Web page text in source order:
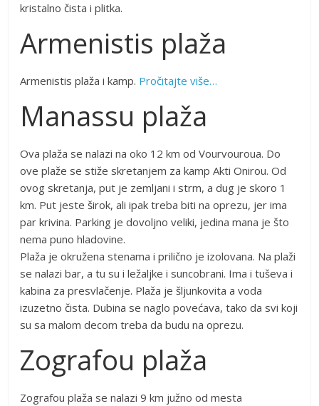
kristalno čista i plitka.
Armenistis plaža
Armenistis plaža i kamp. Pročitajte više…
Manassu plaža
Ova plaža se nalazi na oko 12 km od Vourvouroua. Do
ove plaže se stiže skretanjem za kamp Akti Onirou. Od
ovog skretanja, put je zemljani i strm, a dug je skoro 1
km. Put jeste širok, ali ipak treba biti na oprezu, jer ima
par krivina. Parking je dovoljno veliki, jedina mana je što
nema puno hladovine.
Plaža je okružena stenama i prilično je izolovana. Na plaži
se nalazi bar, a tu su i ležaljke i suncobrani. Ima i tuševa i
kabina za presvlačenje. Plaža je šljunkovita a voda
izuzetno čista. Dubina se naglo povećava, tako da svi koji
su sa malom decom treba da budu na oprezu.
Zografou plaža
Zografou plaža se nalazi 9 km južno od mesta